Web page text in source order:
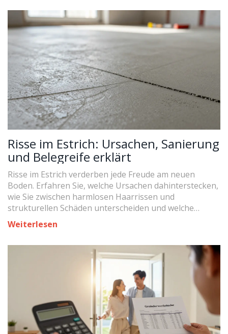
Risse im Estrich: Ursachen, Sanierung
und Belegreife erklärt
Risse im Estrich verderben jede Freude am neuen
Boden. Erfahren Sie, welche Ursachen dahinterstecken,
wie Sie zwischen harmlosen Haarrissen und
strukturellen Schäden unterscheiden und welche
Schritte zur richtigen Sanierung nötig sind.
Weiterlesen